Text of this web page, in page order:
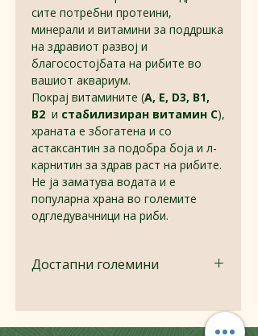
сите потребни протеини,
минерали и витамини за поддршка
на здравиот развој и
благосостојбата на рибите во
вашиот аквариум.
Покрај витамините (A, E, D3, B1,
B2 и стабилизиран витамин C),
храната е збогатена и со
астаксантин за подобра боја и л-
карнитин за здрав раст на рибите.
Не ја заматува водата и е
популарна храна во големите
одгледувачници на риби.
Достапни големини